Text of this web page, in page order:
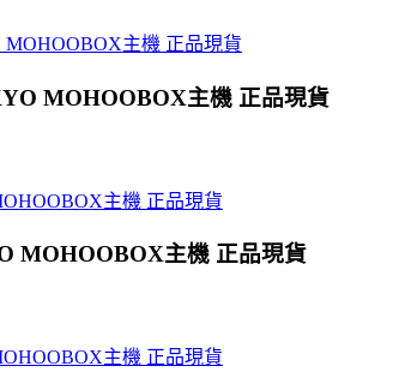
MOHOOBOX主機 正品現貨
MOHOOBOX主機 正品現貨